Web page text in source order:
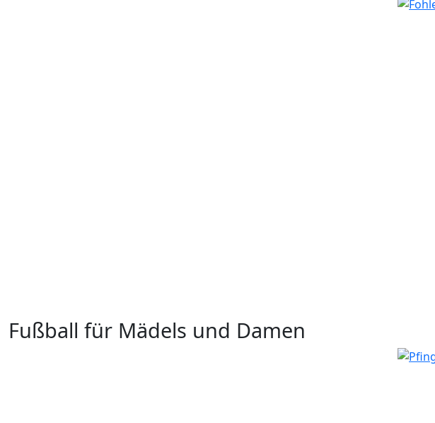
Fußball für Mädels und Damen